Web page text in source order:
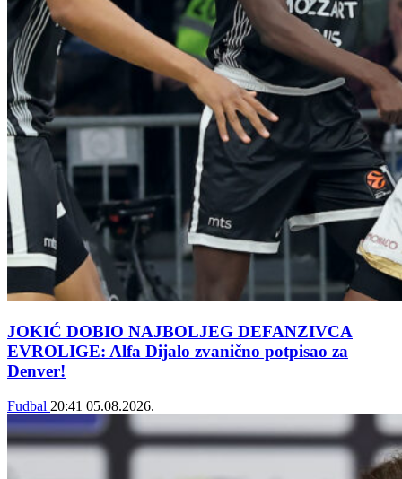
JOKIĆ DOBIO NAJBOLJEG DEFANZIVCA
EVROLIGE: Alfa Dijalo zvanično potpisao za
Denver!
Fudbal 20:41 05.08.2026.